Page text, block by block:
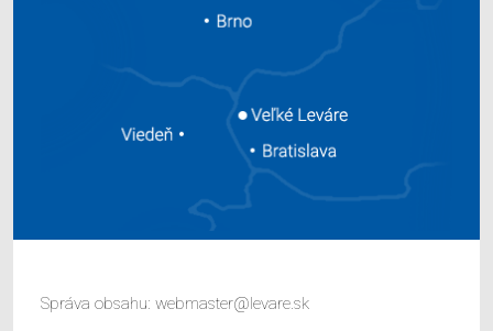
Správa obsahu: webmaster@levare.sk